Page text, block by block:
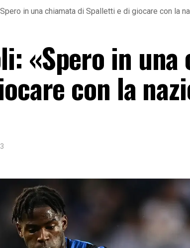
in una chiamata di Spalletti e di giocare con la
«Spero in
con la